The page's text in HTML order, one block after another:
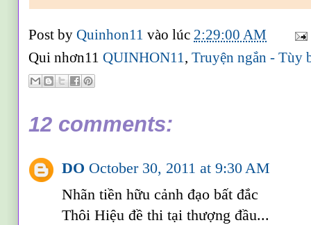
Post byQuinhon11vào lúc 2:29:00 AM
Qui nhơn11QUINHON11,Truyện ngắn - Tùy
12 comments:
DO October 30, 2011 at 9:30 AM
Nhãn tiền hữu cảnh đạo bất đắc
Thôi Hiệu đề thi tại thượng đầu...